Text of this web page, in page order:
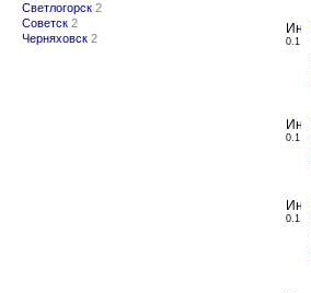
Светлогорск 2
Советск 2
Черняховск 2 0.1
0.1
0.1